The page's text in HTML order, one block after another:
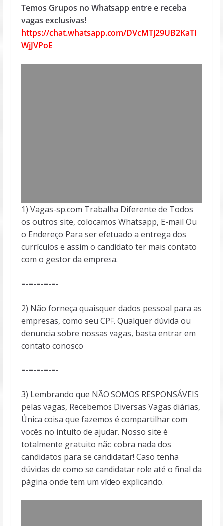
Temos Grupos no Whatsapp entre e receba
vagas exclusivas!
https://chat.whatsapp.com/DVcMTj29UB2KaTI
WjJVPoE
1) Vagas-sp.com Trabalha Diferente de Todos
os outros site, colocamos Whatsapp, E-mail Ou
o Endereço Para ser efetuado a entrega dos
currículos e assim o candidato ter mais contato
com o gestor da empresa.
=-=-=-=-=-
2) Não forneça quaisquer dados pessoal para as
empresas, como seu CPF. Qualquer dúvida ou
denuncia sobre nossas vagas, basta entrar em
contato conosco
=-=-=-=-=-
3) Lembrando que NÃO SOMOS RESPONSÁVEIS
pelas vagas, Recebemos Diversas Vagas diárias,
Única coisa que fazemos é compartilhar com
vocês no intuito de ajudar. Nosso site é
totalmente gratuito não cobra nada dos
candidatos para se candidatar! Caso tenha
dúvidas de como se candidatar role até o final da
página onde tem um vídeo explicando.